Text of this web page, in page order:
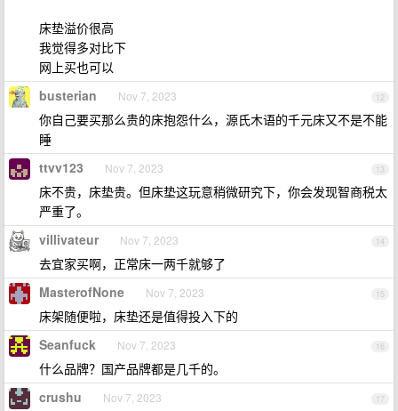
床垫溢价很高
我觉得多对比下
网上买也可以
12
busterian Nov 7, 2023
你自己要买那么贵的床抱怨什么，源氏木语的千元床又不是不能
睡
13
ttvv123 Nov 7, 2023
床不贵，床垫贵。但床垫这玩意稍微研究下，你会发现智商税太
严重了。
14
villivateur Nov 7, 2023
去宜家买啊，正常床一两千就够了
15
MasterofNone Nov 7, 2023
床架随便啦，床垫还是值得投入下的
16
Seanfuck Nov 7, 2023
什么品牌？国产品牌都是几千的。
17
crushu Nov 7, 2023